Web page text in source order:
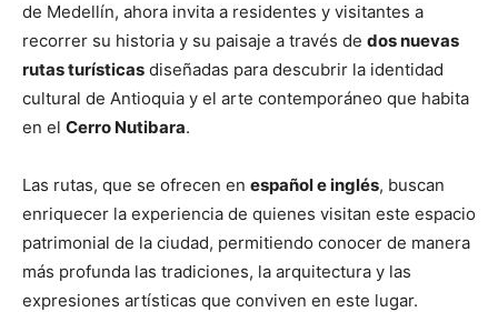
de Medellín, ahora invita a residentes y visitantes a
recorrer su historia y su paisaje a través de dos nuevas
rutas turísticas diseñadas para descubrir la identidad
cultural de Antioquia y el arte contemporáneo que habita
en el Cerro Nutibara.
Las rutas, que se ofrecen en español e inglés, buscan
enriquecer la experiencia de quienes visitan este espacio
patrimonial de la ciudad, permitiendo conocer de manera
más profunda las tradiciones, la arquitectura y las
expresiones artísticas que conviven en este lugar.